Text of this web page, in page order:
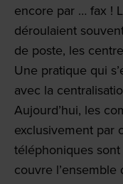
encore par … fax !
déroulaient
de poste, les
Une pratique qui
avec la
Aujourd’hui, les
exclusivement par
téléphoniques
couvre